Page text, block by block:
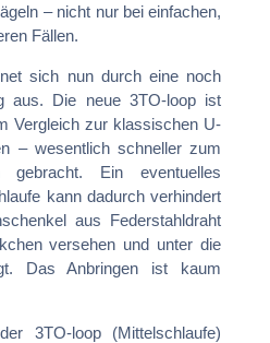
– nicht nur bei einfachen,
Fällen.
sich nun durch eine noch
aus. Die neue 3TO-loop ist
Vergleich zur klassischen U-
– wesentlich schneller zum
gebracht. Ein eventuelles
kann dadurch verhindert
aus Federstahldraht
versehen und unter die
Das Anbringen ist kaum
3TO-loop (Mittelschlaufe)